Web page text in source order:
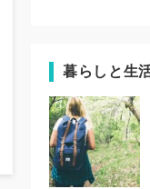
暮らしと生